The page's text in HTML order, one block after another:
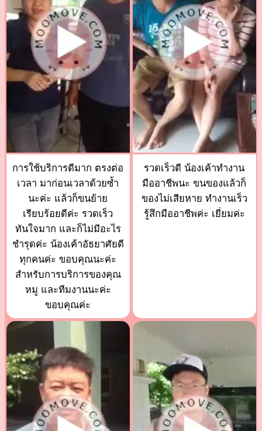
การใช้บริการดีมาก ตรงต่อ
เวลา มาก่อนเวลาด้วยซ้ำ
นะค่ะ แล้วก็ขนย้าย
เรียบร้อยดีค่ะ รวดเร็ว
ทันใจมาก และก็ไม่มีอะไร
ชำรุดค่ะ น้องเค้าอัธยาศัยดี
ทุกคนค่ะ ขอบคุณนะค่ะ
สำหรับการบริการของคุณ
หมู และทีมงานนะค่ะ
ขอบคุณค่ะ
รวดเร็วดี น้องเค้าทำงาน
มืออาชีพนะ ขนของแล้วก็
ของไม่เสียหาย ทำงานเร็ว
รู้สึกมืออาชีพค่ะ เยี่ยมค่ะ